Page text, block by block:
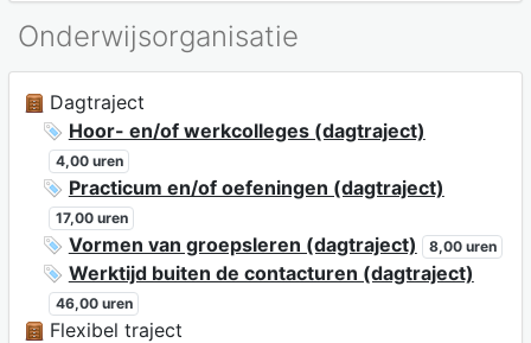
Onderwijsorganisatie
Dagtraject
Hoor- en/of werkcolleges (dagtraject)
4,00 uren
Practicum en/of oefeningen (dagtraject)
17,00 uren
Vormen van groepsleren (dagtraject) 8,00 uren
Werktijd buiten de contacturen (dagtraject)
46,00 uren
Flexibel traject